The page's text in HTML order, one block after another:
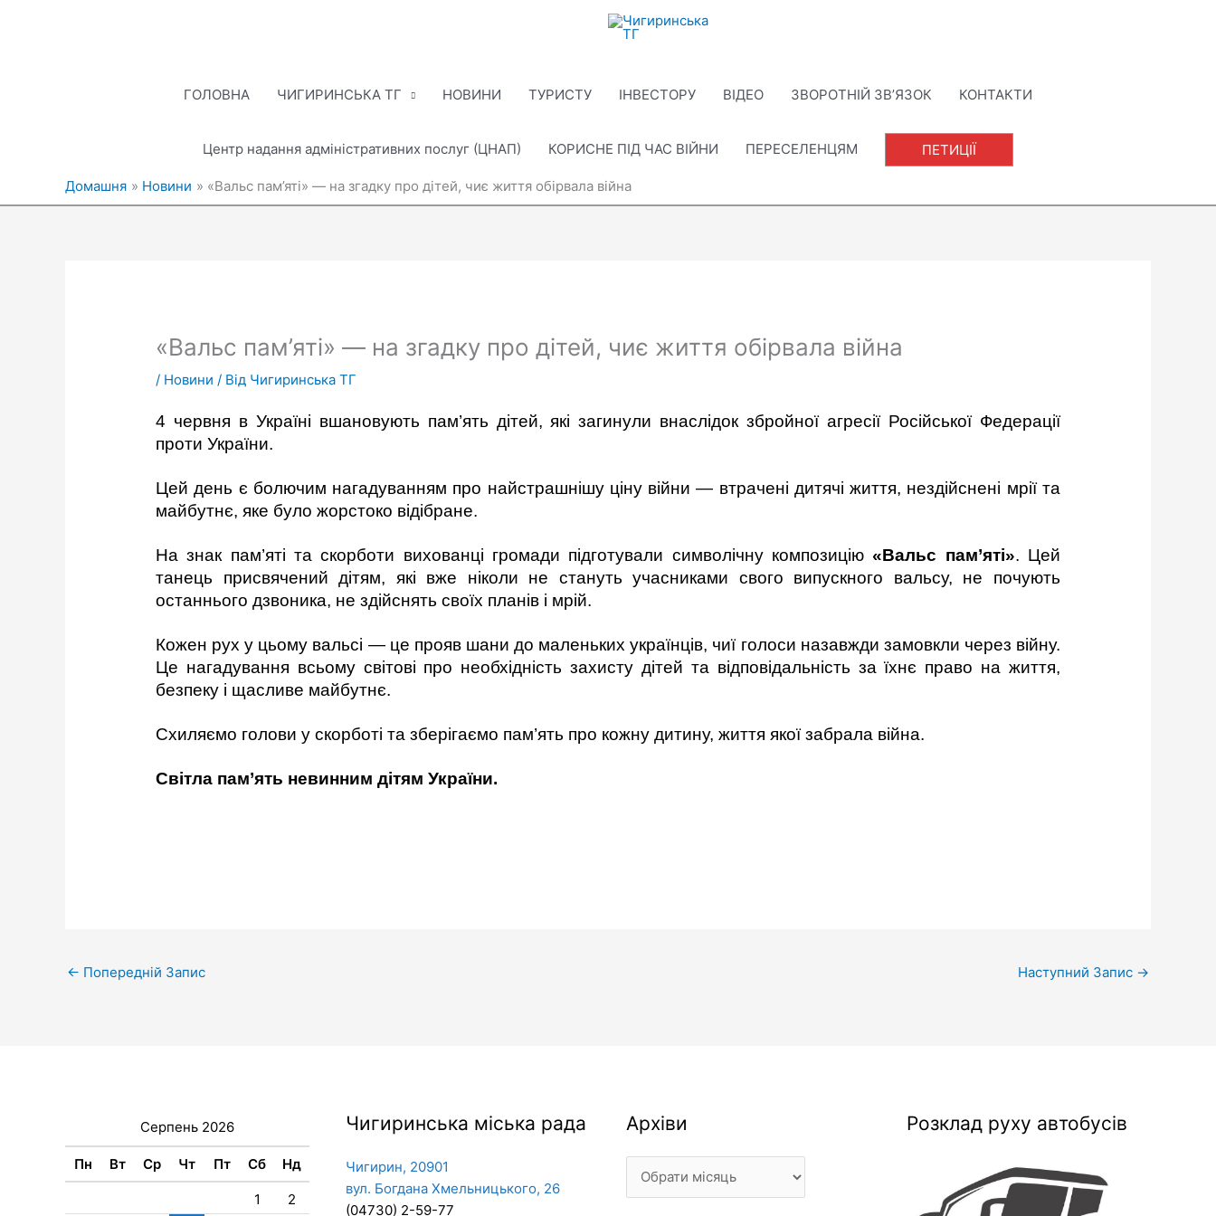
ГОЛОВНА ЧИГИРИНСЬКА ТГ НОВИНИ ТУРИСТУ ІНВЕСТОРУ ВІДЕО ЗВОРОТНІЙ ЗВ’ЯЗОК КОНТАКТИ
Центр надання адміністративних послуг (ЦНАП) КОРИСНЕ ПІД ЧАС ВІЙНИ ПЕРЕСЕЛЕНЦЯМ ПЕТИЦІЇ
Домашня Новини «Вальс пам’яті» — на згадку про дітей, чиє життя обірвала війна
«Вальс пам’яті» — на згадку про дітей, чиє життя обірвала війна
/ Новини / Від Чигиринська ТГ
4 червня в Україні вшановують пам’ять дітей, які загинули внаслідок збройної агресії Російської Федерації
проти України.
Цей день є болючим нагадуванням про найстрашнішу ціну війни — втрачені дитячі життя, нездійснені мрії та
майбутнє, яке було жорстоко відібране.
На знак пам’яті та скорботи вихованці громади підготували символічну композицію«Вальс пам’яті». Цей
танець присвячений дітям, які вже ніколи не стануть учасниками свого випускного вальсу, не почують
останнього дзвоника, не здійснять своїх планів і мрій.
Кожен рух у цьому вальсі — це прояв шани до маленьких українців, чиї голоси назавжди замовкли через війну.
Це нагадування всьому світові про необхідність захисту дітей та відповідальність за їхнє право на життя,
безпеку і щасливе майбутнє.
Схиляємо голови у скорботі та зберігаємо пам’ять про кожну дитину, життя якої забрала війна.
Світла пам’ять невинним дітям України.
← Попередній Запис Наступний Запис →
Серпень 2026
Пн Вт Ср Чт Пт Сб Нд
1 2
Чигиринська міська рада
Чигирин, 20901
вул. Богдана Хмельницького, 26
(04730) 2-59-77
Архіви
Архіви Розклад руху автобусів